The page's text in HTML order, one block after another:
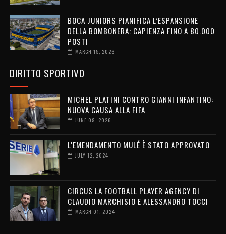
BOCA JUNIORS PIANIFICA L’ESPANSIONE
DELLA BOMBONERA: CAPIENZA FINO A 80.000
POSTI
MARCH 15, 2026
DIRITTO SPORTIVO
MICHEL PLATINI CONTRO GIANNI INFANTINO:
NUOVA CAUSA ALLA FIFA
JUNE 09, 2026
L'EMENDAMENTO MULÉ È STATO APPROVATO
JULY 12, 2024
CIRCUS LA FOOTBALL PLAYER AGENCY DI
CLAUDIO MARCHISIO E ALESSANDRO TOCCI
MARCH 01, 2024